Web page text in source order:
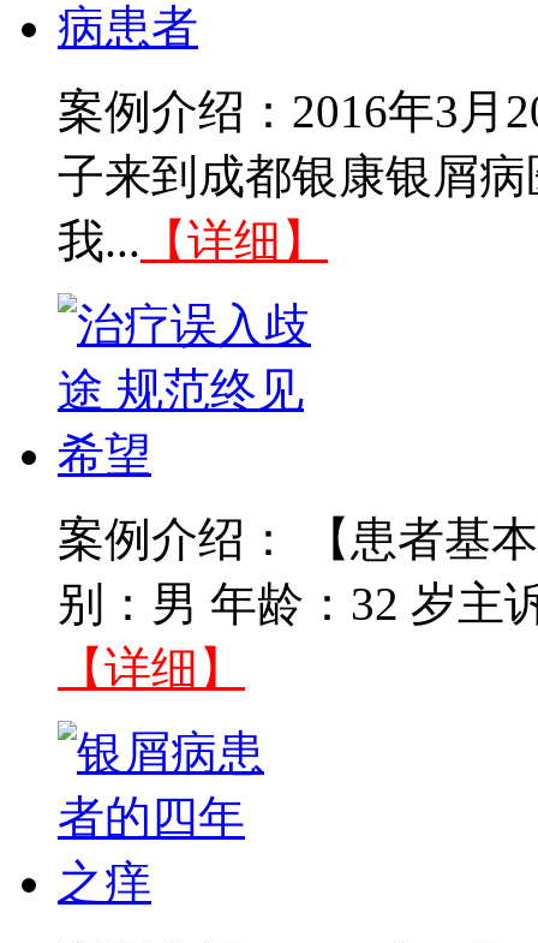
案例介绍：2016年3月
子来到成都银康银屑
我... 【详细】
案例介绍： 【患者基
别：男 年龄：32 岁主
【详细】